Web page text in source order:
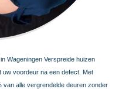
Wageningen Verspreide huizen
uw voordeur na een defect. Met
van alle vergrendelde deuren zonder